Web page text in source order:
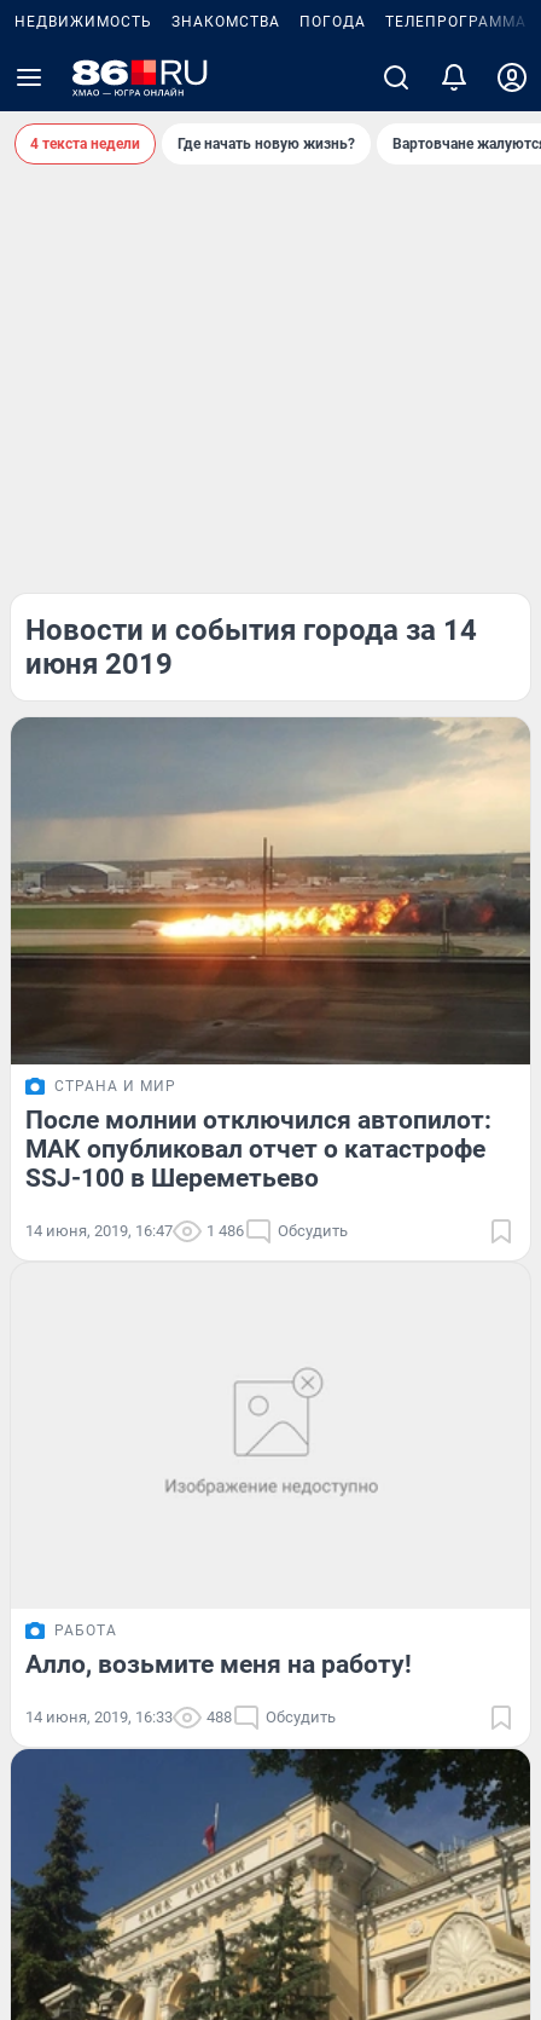
НЕДВИЖИМОСТЬ ЗНАКОМСТВА ПОГОДА ТЕЛЕПРОГРАММА
4 текста недели Где начать новую жизнь? Вартовчане
Новости и события города за 14
июня 2019
СТРАНА И МИР
После молнии отключился автопилот:
МАК опубликовал отчет о катастрофе
SSJ-100 в Шереметьево
14 июня, 2019, 16:47 1 486 Обсудить
РАБОТА
Алло, возьмите меня на работу!
14 июня, 2019, 16:33 488 Обсудить